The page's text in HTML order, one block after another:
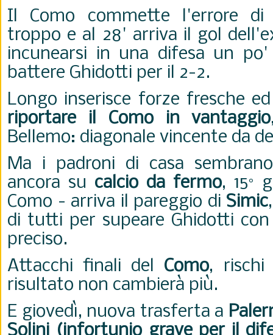
Il Como commette l'errore di
troppo e al 28' arriva il gol
incunearsi in una difesa un
battere Ghidotti per il 2-2.
Longo inserisce forze fresche
riportare il Como in vantaggio
Bellemo: diagonale vincente da
Ma i padroni di casa
ancora su calcio da fermo, 15°
Como - arriva il pareggio di Simic
di tutti per supeare Ghidotti
preciso.
Attacchi finali del Como, rischi
risultato non cambierà più.
E giovedì, nuova trasferta a
Solini (infortunio grave per il